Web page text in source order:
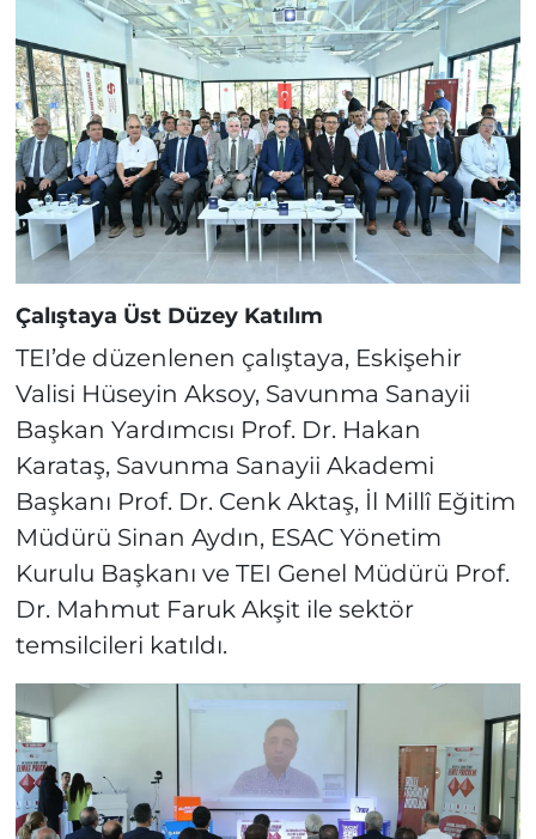
Çalıştaya Üst Düzey Katılım
TEI’de düzenlenen çalıştaya, Eskişehir
Valisi Hüseyin Aksoy, Savunma Sanayii
Başkan Yardımcısı Prof. Dr. Hakan
Karataş, Savunma Sanayii Akademi
Başkanı Prof. Dr. Cenk Aktaş, İl Millî Eğitim
Müdürü Sinan Aydın, ESAC Yönetim
Kurulu Başkanı ve TEI Genel Müdürü Prof.
Dr. Mahmut Faruk Akşit ile sektör
temsilcileri katıldı.